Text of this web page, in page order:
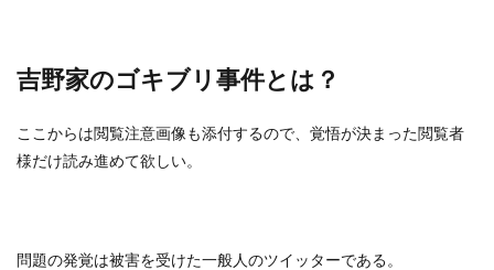
吉野家のゴキブリ事件とは？
ここからは閲覧注意画像も添付するので、覚悟が決まった閲覧者
様だけ読み進めて欲しい。
問題の発覚は被害を受けた一般人のツイッターである。